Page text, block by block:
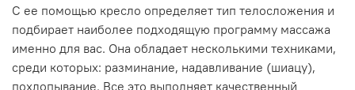
С ее помощью кресло определяет тип телосложения и
подбирает наиболее подходящую программу массажа
именно для вас. Она обладает несколькими техниками,
среди которых: разминание, надавливание (шиацу),
похлопывание. Все это выполняет качественный